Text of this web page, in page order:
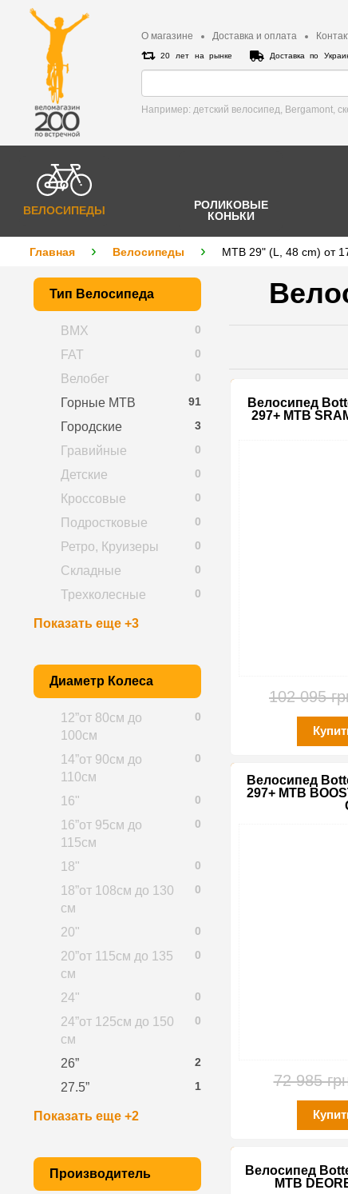
О магазине Доставка и оплата
20 лет на рынке Доставка по
Например: детский велосипед, Bergamont,
ВЕЛОСИПЕДЫ
РОЛИКОВЫЕ
КОНЬКИ
Главная Велосипеды MTB 29" (L, 48 cm) от
Велосипед
297+ MTB
102 095
Велосипед
297+ MTB
72 985
Велосипед
MTB
Тип Велосипеда
0
BMX
0
FAT
0
Велобег
91
Горные MTB
3
Городские
0
Гравийные
0
Детские
0
Кроссовые
0
Подростковые
0
Ретро, Круизеры
0
Складные
0
Трехколесные
Показать еще +3
Диаметр Колеса
0
12”от 80см до
100см
0
14”от 90см до
110см
0
16"
0
16”от 95см до
115см
0
18"
0
18”от 108см до 130
см
0
20"
0
20”от 115см до 135
см
0
24"
0
24”от 125см до 150
см
2
26”
1
27.5”
Показать еще +2
Производитель